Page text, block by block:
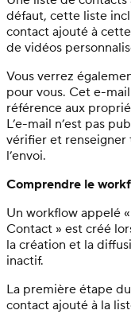
défaut, cette liste
contact ajouté à
de vidéos
Vous verrez
pour vous. Cet e-
référence aux
L’e-mail n’est pas
vérifier et renseigner
l’envoi.
Comprendre le
Un workflow appelé
Contact » est créé
la création et la
inactif.
La première étape
contact ajouté à la